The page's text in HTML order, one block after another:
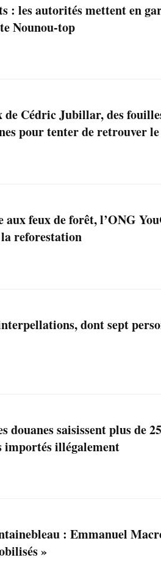
: les autorités mettent en
Nounou-top
de Cédric Jubillar, des
pour tenter de retrouver
aux feux de forêt, l’ONG
reforestation
dont sept
douanes saisissent plus de
importés illégalement
: Emmanuel
»